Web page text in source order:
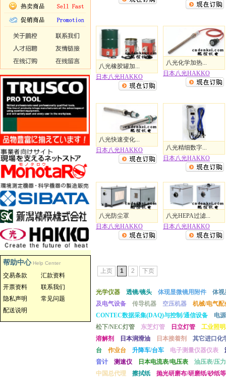
帮助中心 Help Center
交易条款
汇款资料
开票资料
联系我们
隐私声明
常见问题
配送说明
八光橡胶罐加...
日本八光HAKKO
八光化学加热...
日本八光HAKKO
八光快速变化...
日本八光HAKKO
八光精细数字...
日本八光HAKKO
八光防尘罩
日本八光HAKKO
八光HEPA过滤...
日本八光HAKKO
上页 1 2 下页
光学仪器 透镜/镜头 体现显微镜用附件
体视
及电气设备
传导机器 空压机器
机械/电气配
CONTEC数据采集(DAQ)与控制/通信设备
电
松下/NEC灯管
东芝灯管 日立灯管
工业照
溶解剂
日本润滑油 日本接着剂
其它进口化
台
作业台 升降车/台车 电子测量仪器仪表
音计
测速仪 日本电流表/电压表
油压表/压
中国总代理
擦拭纸
抛光研磨布/研磨纸/砂纸等